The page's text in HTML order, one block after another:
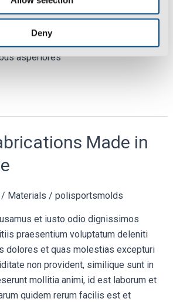
Deny
molestiae non recusandae. Itaque
a sapiente delectus, ut aut
maiores alias consequatur aut
asperiores
Made in
/ Materials / polisportsmolds
et iusto odio dignissimos
praesentium voluptatum deleniti
dolores et quas molestias excepturi
non provident, similique sunt in
mollitia animi, id est laborum et
quidem rerum facilis est et